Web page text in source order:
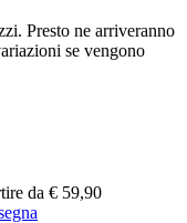
Presto ne arriveranno
se vengono
da € 59,90